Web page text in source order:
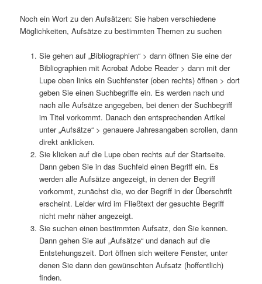
Noch ein Wort zu den Aufsätzen: Sie haben verschiedene
Möglichkeiten, Aufsätze zu bestimmten Themen zu suchen
Sie gehen auf „Bibliographien“ > dann öffnen Sie eine der
Bibliographien mit Acrobat Adobe Reader > dann mit der
Lupe oben links ein Suchfenster (oben rechts) öffnen > dort
geben Sie einen Suchbegriffe ein. Es werden nach und
nach alle Aufsätze angegeben, bei denen der Suchbegriff
im Titel vorkommt. Danach den entsprechenden Artikel
unter „Aufsätze“ > genauere Jahresangaben scrollen, dann
direkt anklicken.
Sie klicken auf die Lupe oben rechts auf der Startseite.
Dann geben Sie in das Suchfeld einen Begriff ein. Es
werden alle Aufsätze angezeigt, in denen der Begriff
vorkommt, zunächst die, wo der Begriff in der Überschrift
erscheint. Leider wird im Fließtext der gesuchte Begriff
nicht mehr näher angezeigt.
Sie suchen einen bestimmten Aufsatz, den Sie kennen.
Dann gehen Sie auf „Aufsätze“ und danach auf die
Entstehungszeit. Dort öffnen sich weitere Fenster, unter
denen Sie dann den gewünschten Aufsatz (hoffentlich)
finden.